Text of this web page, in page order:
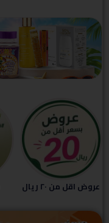
عروض اقل من ٢٠ ريال